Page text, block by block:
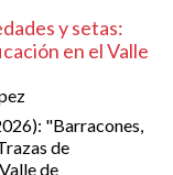
y setas:
en el Valle
"Barracones,
de
de